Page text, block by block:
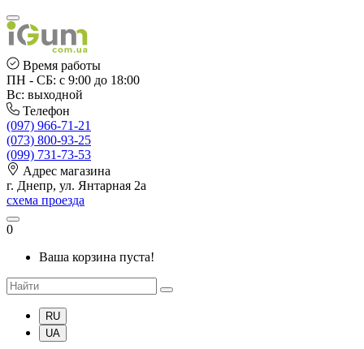
Время работы
ПН - СБ: с 9:00 до 18:00
Вс: выходной
Телефон
(097) 966-71-21
(073) 800-93-25
(099) 731-73-53
Адрес магазина
г. Днепр, ул. Янтарная 2а
схема проезда
0
Ваша корзина пуста!
RU
UA